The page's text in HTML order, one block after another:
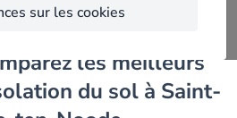
sur les cookies
du sol à Saint-